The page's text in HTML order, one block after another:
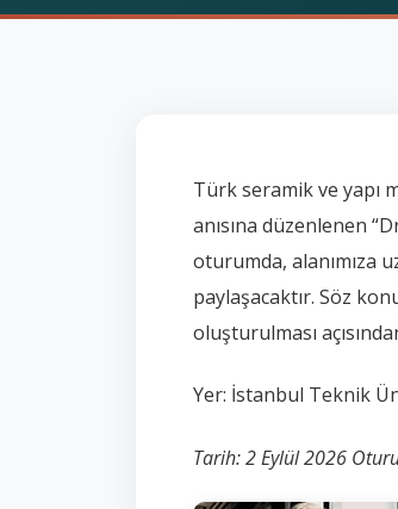
Türk seramik ve yapı
anısına düzenlenen
oturumda, alanımıza
paylaşacaktır. Söz
oluşturulması
Yer: İstanbul Teknik
Tarih: 2 Eylül 2026